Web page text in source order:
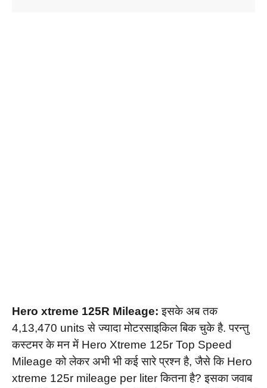
Hero xtreme 125R Mileage:इसके अब तक
4,13,470 units से ज्यादा मोटरसाइकिल बिक चुके है. परन्तु
कस्टमर के मन में Hero Xtreme 125r Top Speed
Mileage को लेकर अभी भी कई सारे प्रश्न है, जैसे कि Hero
xtreme 125r mileage per liter कितना है? इसका जवाब